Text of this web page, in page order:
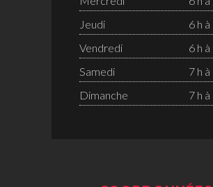
Jeudi
6 h
Vendredi
6 h
Samedi
7 h
Dimanche
7 h